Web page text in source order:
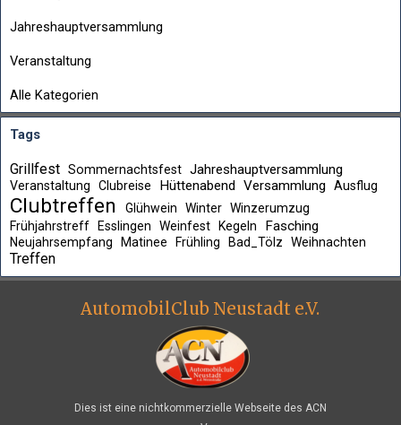
Jahreshauptversammlung
Veranstaltung
Alle Kategorien
Tags
Grillfest Sommernachtsfest Jahreshauptversammlung
Veranstaltung Clubreise Hüttenabend Versammlung Ausflug
Clubtreffen Glühwein Winter Winzerumzug
Frühjahrstreff
Esslingen Weinfest Kegeln Fasching
Neujahrsempfang Matinee Frühling Bad_Tölz Weihnachten
Treffen
AutomobilClub Neustadt e.V.
Dies ist eine nichtkommerzielle Webseite des ACN